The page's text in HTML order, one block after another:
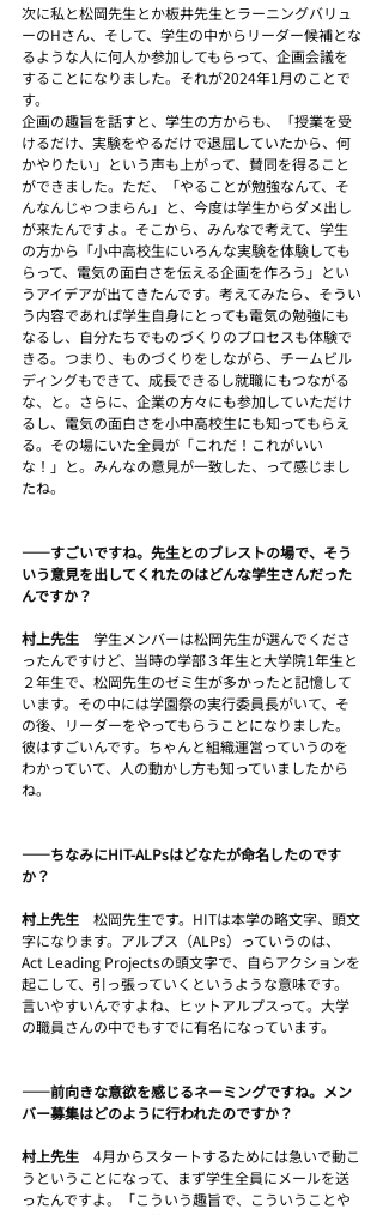
次に私と松岡先生とか板井先生とラーニングバリュ
ーのHさん、そして、学生の中からリーダー候補とな
るような人に何人か参加してもらって、企画会議を
することになりました。それが2024年1月のことで
す。
企画の趣旨を話すと、学生の方からも、「授業を受
けるだけ、実験をやるだけで退屈していたから、何
かやりたい」という声も上がって、賛同を得ること
ができました。ただ、「やることが勉強なんて、そ
んなんじゃつまらん」と、今度は学生からダメ出し
が来たんですよ。そこから、みんなで考えて、学生
の方から「小中高校生にいろんな実験を体験しても
らって、電気の面白さを伝える企画を作ろう」とい
うアイデアが出てきたんです。考えてみたら、そうい
う内容であれば学生自身にとっても電気の勉強にも
なるし、自分たちでものづくりのプロセスも体験で
きる。つまり、ものづくりをしながら、チームビル
ディングもできて、成長できるし就職にもつながる
な、と。さらに、企業の方々にも参加していただけ
るし、電気の面白さを小中高校生にも知ってもらえ
る。その場にいた全員が「これだ！これがいい
な！」と。みんなの意見が一致した、って感じまし
たね。
――すごいですね。先生とのブレストの場で、そう
いう意見を出してくれたのはどんな学生さんだった
んですか？
村上先生 学生メンバーは松岡先生が選んでくださ
ったんですけど、当時の学部３年生と大学院1年生と
２年生で、松岡先生のゼミ生が多かったと記憶して
います。その中には学園祭の実行委員長がいて、そ
の後、リーダーをやってもらうことになりました。
彼はすごいんです。ちゃんと組織運営っていうのを
わかっていて、人の動かし方も知っていましたから
ね。
――ちなみにHIT-ALPsはどなたが命名したのです
か？
村上先生 松岡先生です。HITは本学の略文字、頭文
字になります。アルプス（ALPs）っていうのは、
Act Leading Projectsの頭文字で、自らアクションを
起こして、引っ張っていくというような意味です。
言いやすいんですよね、ヒットアルプスって。大学
の職員さんの中でもすでに有名になっています。
――前向きな意欲を感じるネーミングですね。メン
バー募集はどのように行われたのですか？
村上先生 4月からスタートするためには急いで動こ
うということになって、まず学生全員にメールを送
ったんですよ。「こういう趣旨で、こういうことや